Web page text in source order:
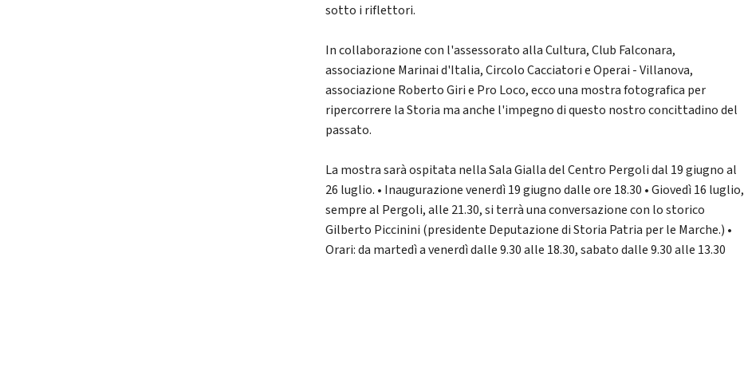
sotto i riflettori.
In collaborazione con l'assessorato alla Cultura, Club Falconara,
associazione Marinai d'Italia, Circolo Cacciatori e Operai - Villanova,
associazione Roberto Giri e Pro Loco, ecco una mostra fotografica per
ripercorrere la Storia ma anche l'impegno di questo nostro concittadino del
passato.
La mostra sarà ospitata nella Sala Gialla del Centro Pergoli dal 19 giugno al
26 luglio. • Inaugurazione venerdì 19 giugno dalle ore 18.30 • Giovedì 16 luglio,
sempre al Pergoli, alle 21.30, si terrà una conversazione con lo storico
Gilberto Piccinini (presidente Deputazione di Storia Patria per le Marche.) •
Orari: da martedì a venerdì dalle 9.30 alle 18.30, sabato dalle 9.30 alle 13.30